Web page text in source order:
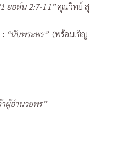
ยอห์น 2:7-11”คุณวิทย์ สุ
: “นับพระพร” (พร้อมเชิญ
าผู้อำนวยพร”